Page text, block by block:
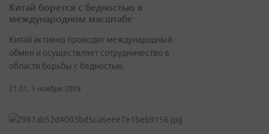
Китай борется с бедностью в
международном масштабе
Китай активно проводит международный
обмен и осуществляет сотрудничество в
области борьбы с бедностью.
21:01, 5 ноября 2009